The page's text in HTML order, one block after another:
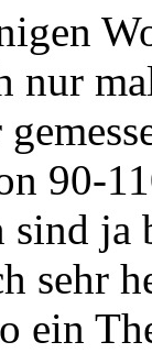
nur
90-
ja
sehr
ein